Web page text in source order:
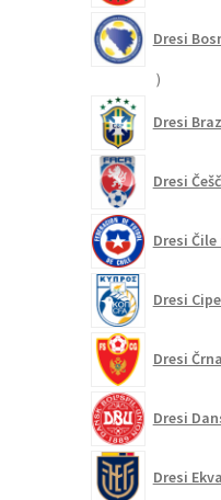
Dresi
15
Dresi
Dresi
Dresi
Dresi
Dresi
Dresi
Dresi